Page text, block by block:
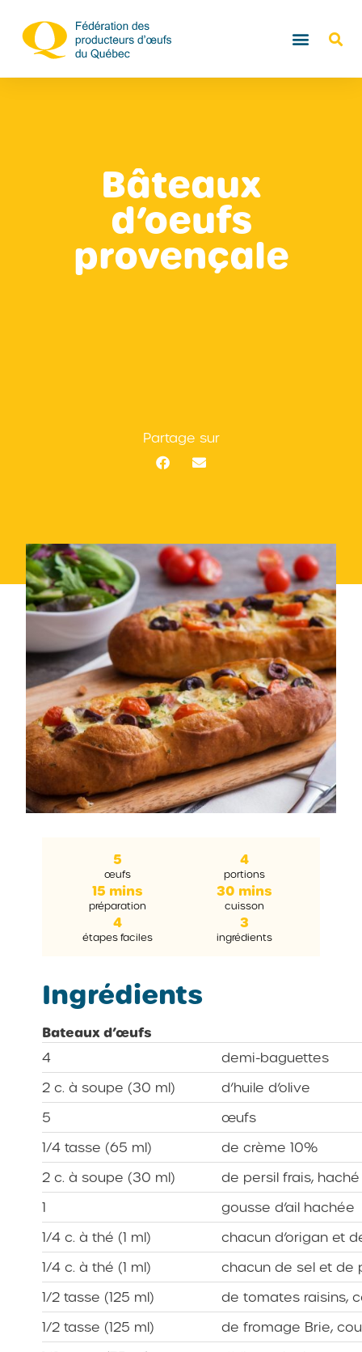
Bâteaux
d’oeufs
provençale
Partage sur
5
œufs
4
portions
15 mins
préparation
30 mins
cuisson
4
étapes faciles
3
ingrédients
Ingrédients
Bateaux d’œufs
4
demi-baguettes
2 c. à soupe (30 ml)
d’huile d’olive
5
œufs
1/4 tasse (65 ml)
de crème 10%
2 c. à soupe (30 ml)
de persil frais,
1
gousse d’ail hachée
1/4 c. à thé (1 ml)
chacun d’origan et
1/4 c. à thé (1 ml)
chacun de sel et de
1/2 tasse (125 ml)
de tomates raisins,
1/2 tasse (125 ml)
de fromage Brie,